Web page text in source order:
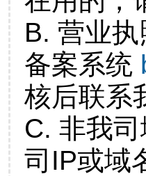
B. 营业
备案系统
核后联系
C. 非我
司IP或域